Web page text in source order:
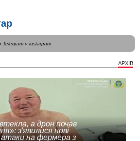
Telegramи instagram.
АРХІВ
а дрон почав
з'явилися нові
атаки на фермера з